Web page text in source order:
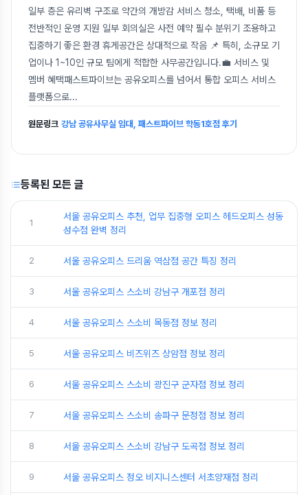
일부 층은 유리벽 구조로 약간의 개방감 서비스 청소, 택배, 비품 등
전반적인 운영 지원 일부 회의실은 사전 예약 필수 분위기 조용하고
집중하기 좋은 환경 휴게공간은 상대적으로 작음 📌 특히, 소규모 기
업이나 1~10인 규모 팀에게 적합한 사무공간입니다.💼 서비스 및
멤버 혜택패스트파이브는 공유오피스를 넘어서 통합 오피스 서비스
플랫폼으로...
원문링크 강남 공유사무실 임대, 패스트파이브 학동1호점 후기
등록된 모든 글
1
서울 공유오피스 추천, 업무 집중형 오피스 헤드오피스 성동
성수점 완벽 정리
2 서울 공유오피스 드리움 역삼점 공간 특징 정리
3 서울 공유오피스 스소비 강남구 개포점 정리
4 서울 공유오피스 스소비 목동점 정보 정리
5 서울 공유오피스 비즈위즈 상암점 정보 정리
6 서울 공유오피스 스소비 광진구 군자점 정보 정리
7 서울 공유오피스 스소비 송파구 문정점 정보 정리
8 서울 공유오피스 스소비 강남구 도곡점 정보 정리
9 서울 공유오피스 정오 비지니스센터 서초양재점 정리